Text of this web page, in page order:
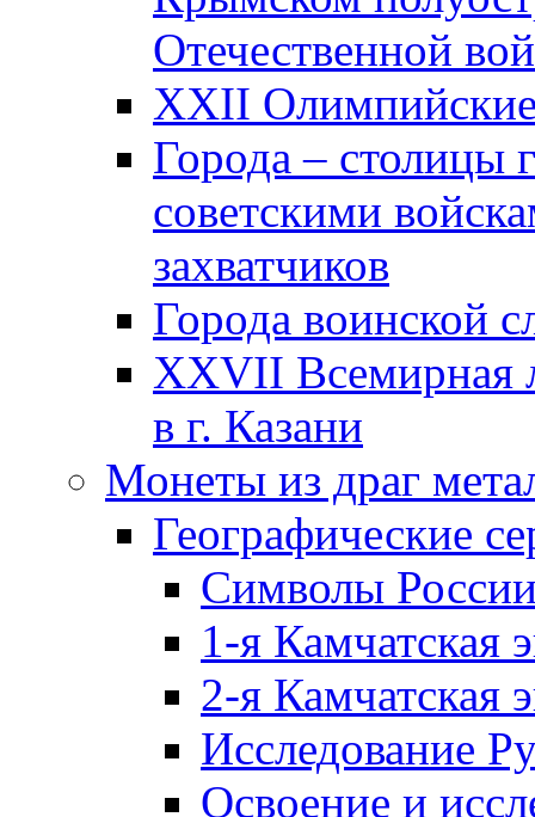
Отечественной
XXII
Города – столицы
советскими
захватчиков
Города воинской
XXVII Всемирная
в г. Казани
Монеты из драг
Географические
Символы
1-я Камчатская
2-я Камчатская
Исследование
Освоение и